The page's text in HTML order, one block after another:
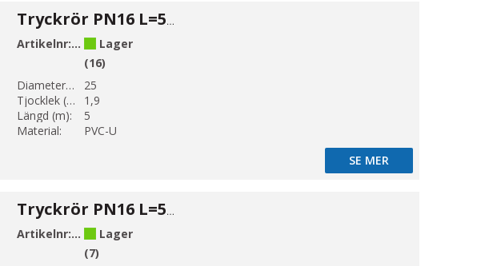
Tryckrör PN16 L=5m Ø25
Artikelnr:AP1-25Lager
(16)
Diameter 1 (mm):
25
Tjocklek (mm):
1,9
Längd (m):
5
Material:
PVC-U
SE MER
Tryckrör PN16 L=5m Ø32
Artikelnr:AP1-32Lager
(7)